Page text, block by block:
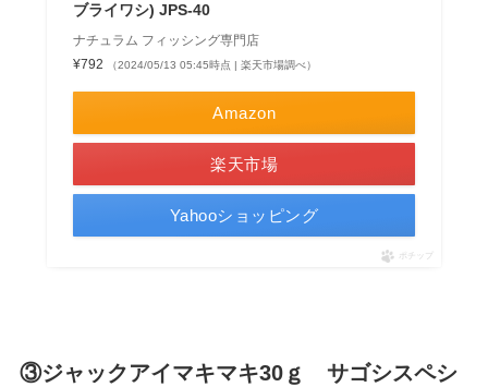
ブライワシ) JPS-40
ナチュラム フィッシング専門店
¥792
（2024/05/13 05:45時点 | 楽天市場調べ）
Amazon
楽天市場
Yahooショッピング
ポチップ
③ジャックアイマキマキ30ｇ サゴシスペシ